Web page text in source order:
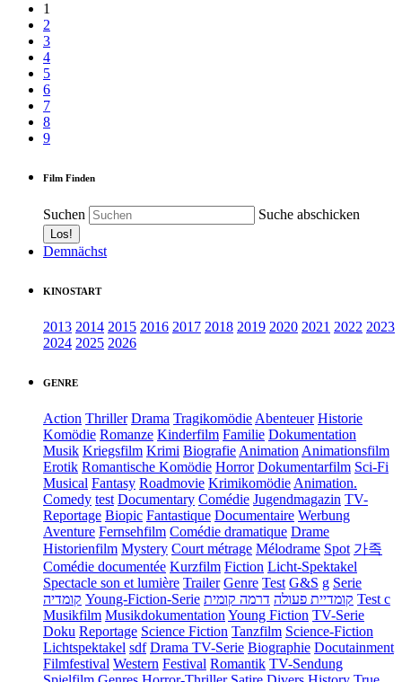
1
2
3
4
5
6
7
8
9
Film Finden
Suchen Suche abschicken
Demnächst
KINOSTART
2013 2014 2015 2016 2017 2018 2019 2020 2021 2022 2023
2024 2025 2026
GENRE
Action Thriller Drama Tragikomödie Abenteuer Historie
Komödie Romanze Kinderfilm Familie Dokumentation
Musik Kriegsfilm Krimi Biografie Animation Animationsfilm
Erotik Romantische Komödie Horror Dokumentarfilm Sci-Fi
Musical Fantasy Roadmovie Krimikomödie Animation.
Comedy test Documentary Comédie Jugendmagazin TV-
Reportage Biopic Fantastique Documentaire Werbung
Aventure Fernsehfilm Comédie dramatique Drame
Historienfilm Mystery Court métrage Mélodrame Spot 가족
Comédie documentée Kurzfilm Fiction Licht-Spektakel
Spectacle son et lumière Trailer Genre Test G&S g Serie
קומדיה Young-Fiction-Serie קומדיית פעולה דרמה קומית
Test c
Musikfilm Musikdokumentation Young Fiction TV-Serie
Doku Reportage Science Fiction Tanzfilm Science-Fiction
Lichtspektakel sdf Drama TV-Serie Biographie Docutainment
Filmfestival Western Festival Romantik TV-Sendung